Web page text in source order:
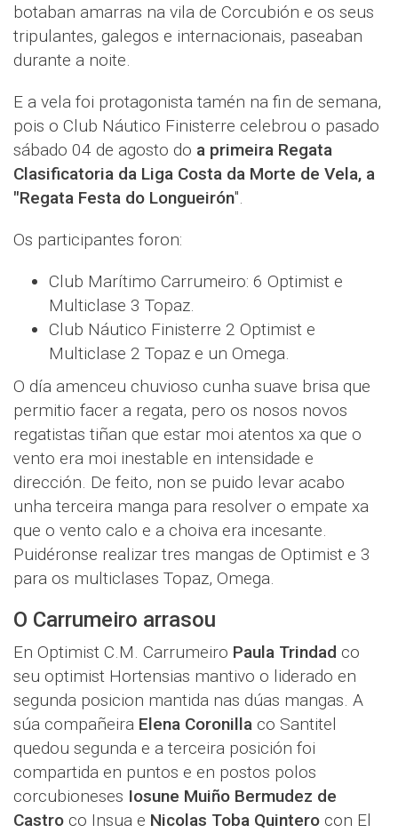
botaban amarras na vila de Corcubión e os seus
tripulantes, galegos e internacionais, paseaban
durante a noite.
E a vela foi protagonista tamén na fin de semana,
pois o Club Náutico Finisterre celebrou o pasado
sábado 04 de agosto do a primeira Regata
Clasificatoria da Liga Costa da Morte de Vela, a
"Regata Festa do Longueirón".
Os participantes foron:
Club Marítimo Carrumeiro: 6 Optimist e
Multiclase 3 Topaz.
Club Náutico Finisterre 2 Optimist e
Multiclase 2 Topaz e un Omega.
O día amenceu chuvioso cunha suave brisa que
permitio facer a regata, pero os nosos novos
regatistas tiñan que estar moi atentos xa que o
vento era moi inestable en intensidade e
dirección. De feito, non se puido levar acabo
unha terceira manga para resolver o empate xa
que o vento calo e a choiva era incesante.
Puidéronse realizar tres mangas de Optimist e 3
para os multiclases Topaz, Omega.
O Carrumeiro arrasou
En Optimist C.M. Carrumeiro Paula Trindad co
seu optimist Hortensias mantivo o liderado en
segunda posicion mantida nas dúas mangas. A
súa compañeira Elena Coronilla co Santitel
quedou segunda e a terceira posición foi
compartida en puntos e en postos polos
corcubioneses Iosune Muiño Bermudez de
Castro co Insua e Nicolas Toba Quintero con El